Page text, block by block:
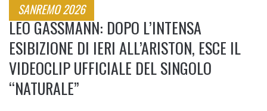
SANREMO 2026
LEO GASSMANN: DOPO L’INTENSA
ESIBIZIONE DI IERI ALL’ARISTON, ESCE IL
VIDEOCLIP UFFICIALE DEL SINGOLO
“NATURALE”